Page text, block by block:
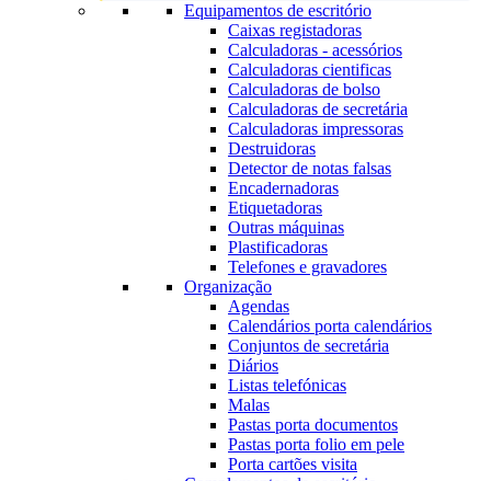
Equipamentos de escritório
Caixas registadoras
Calculadoras - acessórios
Calculadoras cientificas
Calculadoras de bolso
Calculadoras de secretária
Calculadoras impressoras
Destruidoras
Detector de notas falsas
Encadernadoras
Etiquetadoras
Outras máquinas
Plastificadoras
Telefones e gravadores
Organização
Agendas
Calendários porta calendários
Conjuntos de secretária
Diários
Listas telefónicas
Malas
Pastas porta documentos
Pastas porta folio em pele
Porta cartões visita